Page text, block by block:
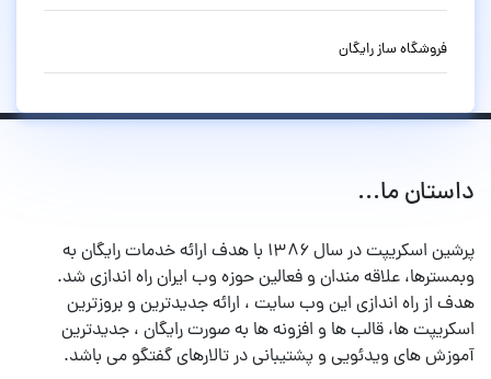
فروشگاه ساز رایگان
داستان ما...
پرشین اسکریپت در سال ۱۳۸۶ با هدف ارائه خدمات رایگان به
وبمسترها، علاقه مندان و فعالین حوزه وب ایران راه اندازی شد.
هدف از راه اندازی این وب سایت ، ارائه جدیدترین و بروزترین
اسکریپت ها، قالب ها و افزونه ها به صورت رایگان ، جدیدترین
آموزش های ویدئویی و پشتیبانی در تالارهای گفتگو می باشد.